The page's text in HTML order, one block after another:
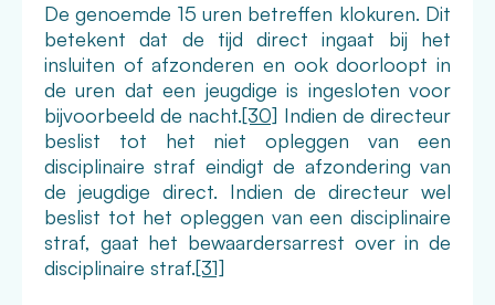
De genoemde 15 uren betreffen klokuren. Dit
betekent dat de tijd direct ingaat bij het
insluiten of afzonderen en ook doorloopt in
de uren dat een jeugdige is ingesloten voor
bijvoorbeeld de nacht.[30] Indien de directeur
beslist tot het niet opleggen van een
disciplinaire straf eindigt de afzondering van
de jeugdige direct. Indien de directeur wel
beslist tot het opleggen van een disciplinaire
straf, gaat het bewaardersarrest over in de
disciplinaire straf.[31]